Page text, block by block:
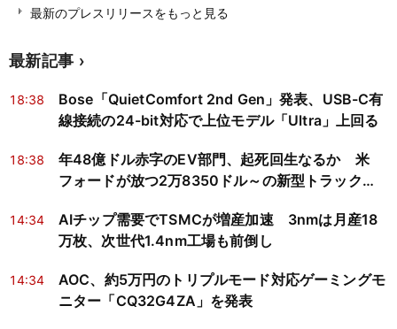
最新のプレスリリースをもっと見る
最新記事
18:38
Bose「QuietComfort 2nd Gen」発表、USB-C有
線接続の24-bit対応で上位モデル「Ultra」上回る
18:38
年48億ドル赤字のEV部門、起死回生なるか 米
フォードが放つ2万8350ドル～の新型トラック
14:34
AIチップ需要でTSMCが増産加速 3nmは月産18
万枚、次世代1.4nm工場も前倒し
14:34
AOC、約5万円のトリプルモード対応ゲーミングモ
ニター「CQ32G4ZA」を発表